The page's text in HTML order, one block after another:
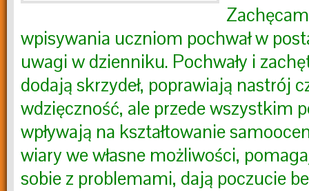
wpisywania uczniom pochwał w
uwagi w dzienniku. Pochwały i
dodają skrzydeł, poprawiają nastrój
wdzięczność, ale przede wszystkim
wpływają na kształtowanie
wiary we własne możliwości,
sobie z problemami, dają poczucie